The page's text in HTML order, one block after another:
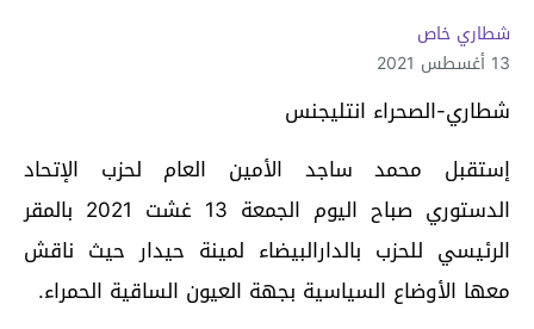
شطاري خاص
13 أغسطس 2021
شطاري-الصحراء انتليجنس
إستقبل محمد ساجد الأمين العام لحزب الإتحاد
الدستوري صباح اليوم الجمعة 13 غشت 2021 بالمقر
الرئيسي للحزب بالدارالبيضاء لمينة حيدار حيث ناقش
معها الأوضاع السياسية بجهة العيون الساقية الحمراء.